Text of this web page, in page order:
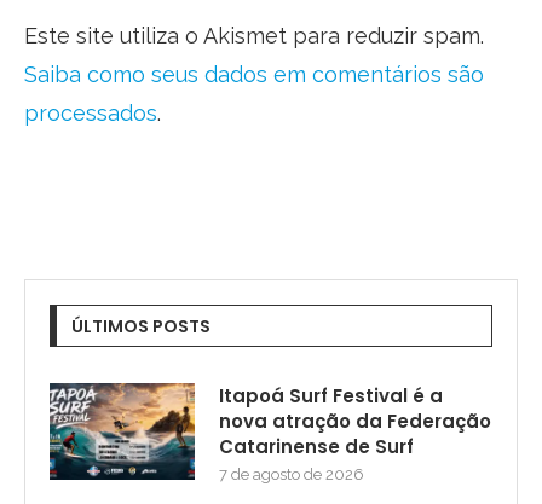
Este site utiliza o Akismet para reduzir spam.
Saiba como seus dados em comentários são
processados.
ÚLTIMOS POSTS
Itapoá Surf Festival é a
nova atração da Federação
Catarinense de Surf
7 de agosto de 2026